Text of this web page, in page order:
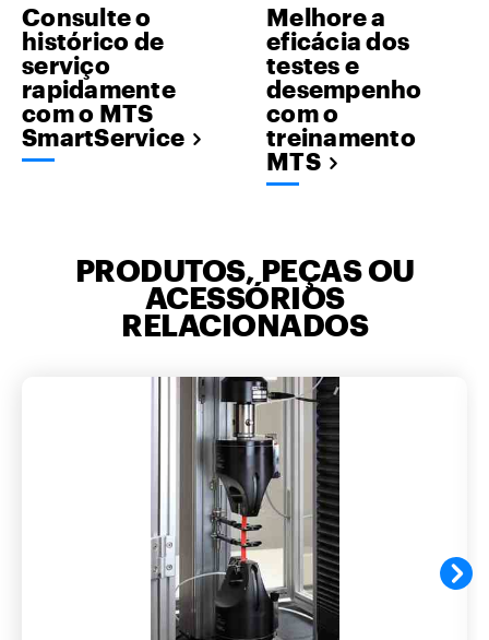
Consulte o
histórico de
serviço
rapidamente
com o MTS
SmartService
Melhore a
eficácia dos
testes e
desempenho
com o
treinamento
MTS
PRODUTOS, PEÇAS OU
ACESSÓRIOS
RELACIONADOS